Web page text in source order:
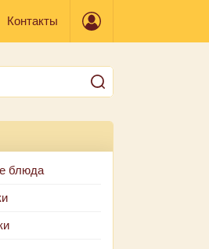
Контакты
блюда